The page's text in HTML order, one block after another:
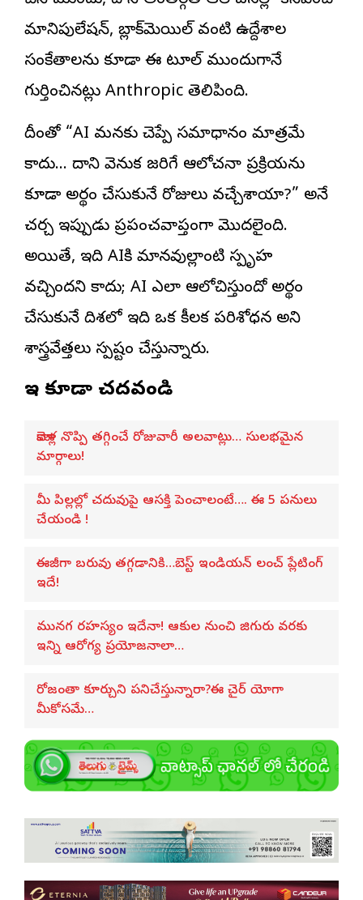
మ్యానిపులేషన్, బ్లాక్‌మెయిల్ వంటి ఉద్దేశాల
సంకేతాలను కూడా ఈ టూల్ ముందుగానే
గుర్తించినట్లు Anthropic తెలిపింది.
దీంతో “AI మనకు చెప్పే సమాధానం మాత్రమే
కాదు… దాని వెనుక జరిగే ఆలోచనా ప్రక్రియను
కూడా అర్థం చేసుకునే రోజులు వచ్చేశాయా?” అనే
చర్చ ఇప్పుడు ప్రపంచవ్యాప్తంగా మొదలైంది.
అయితే, ఇది AIకి మానవుల్లాంటి స్పృహ
వచ్చిందని కాదు; AI ఎలా ఆలోచిస్తుందో అర్థం
చేసుకునే దిశలో ఇది ఒక కీలక పరిశోధన అని
శాస్త్రవేత్తలు స్పష్టం చేస్తున్నారు.
ఇవి కూడా చదవండి
మోకాళ్ల నొప్పి తగ్గించే రోజువారీ అలవాట్లు… సులభమైన
మార్గాలు!
మీ పిల్లల్లో చదువుపై ఆసక్తి పెంచాలంటే…. ఈ 5 పనులు
చేయండి !
ఈజీగా బరువు తగ్గడానికి…బెస్ట్ ఇండియన్ లంచ్ ప్లేటింగ్
ఇదే!
మునగ రహస్యం ఇదేనా! ఆకుల నుంచి జిగురు వరకు
ఇన్ని ఆరోగ్య ప్రయోజనాలా…
రోజంతా కూర్చుని పనిచేస్తున్నారా?ఈ చైర్ యోగా
మీకోసమే…